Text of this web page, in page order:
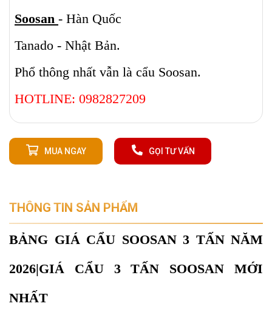
Soosan - Hàn Quốc
Tanado - Nhật Bản.
Phổ thông nhất vẫn là cẩu Soosan.
HOTLINE: 0982827209
MUA NGAY GỌI TƯ VẤN
THÔNG TIN SẢN PHẨM
BẢNG GIÁ CẨU SOOSAN 3 TẤN NĂM
2026|GIÁ CẨU 3 TẤN SOOSAN MỚI
NHẤT